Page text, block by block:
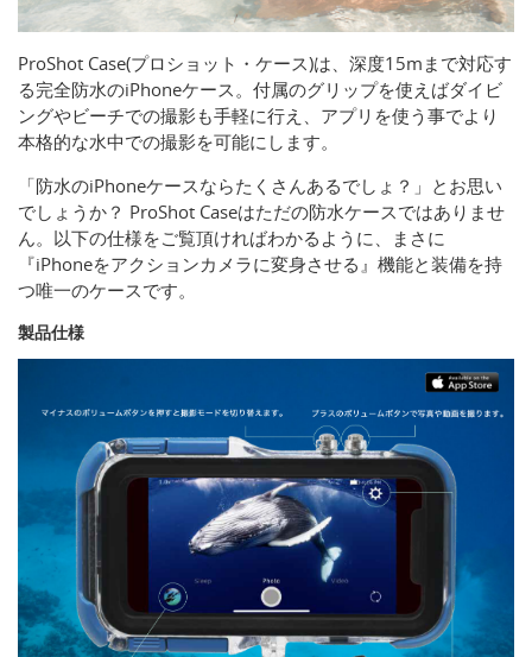
ProShot Case(プロショット・ケース)は、深度15mまで対応す
る完全防水のiPhoneケース。付属のグリップを使えばダイビ
ングやビーチでの撮影も手軽に行え、アプリを使う事でより
本格的な水中での撮影を可能にします。
「防水のiPhoneケースならたくさんあるでしょ？」とお思い
でしょうか？ ProShot Caseはただの防水ケースではありませ
ん。以下の仕様をご覧頂ければわかるように、まさに
『iPhoneをアクションカメラに変身させる』機能と装備を持
つ唯一のケースです。
製品仕様